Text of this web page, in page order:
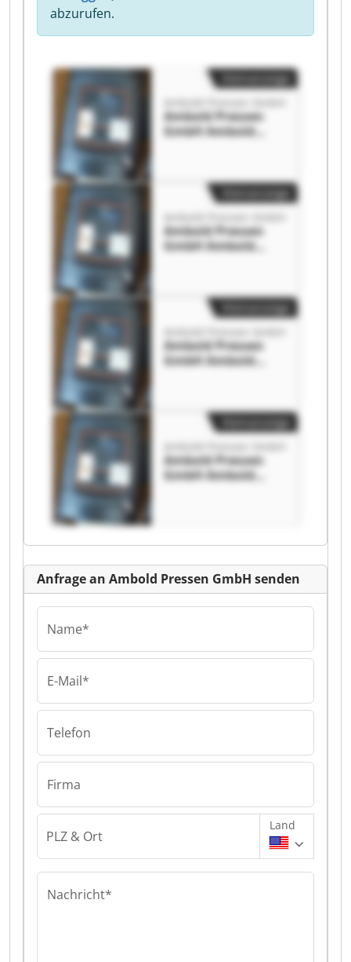
abzurufen.
Ambold Pressen
GmbH Ambold
Ambold Pressen
GmbH Ambold
Kleinanzeige
Ambold Pressen
GmbH Ambold
Kleinanzeige
Ambold Pressen
GmbH Ambold
Kleinanzeige
Anfrage an Ambold Pressen GmbH senden
Name*
E-Mail*
Telefon
Firma
PLZ & Ort
Land
Nachricht*